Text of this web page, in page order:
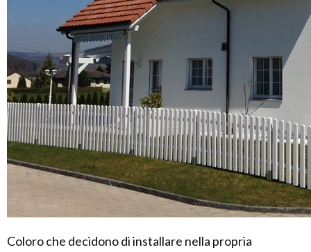
Coloro che decidono di installare nella propria